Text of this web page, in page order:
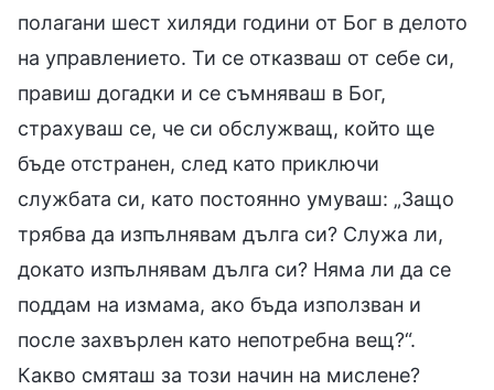
полагани шест хиляди години от Бог в делото
на управлението. Ти се отказваш от себе си,
правиш догадки и се съмняваш в Бог,
страхуваш се, че си обслужващ, който ще
бъде отстранен, след като приключи
службата си, като постоянно умуваш: „Защо
трябва да изпълнявам дълга си? Служа ли,
докато изпълнявам дълга си? Няма ли да се
поддам на измама, ако бъда използван и
после захвърлен като непотребна вещ?“.
Какво смяташ за този начин на мислене?